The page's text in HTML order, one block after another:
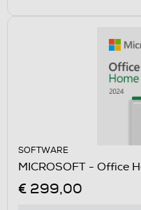
SOFTWARE
MICROSOFT - Office
€ 299,00